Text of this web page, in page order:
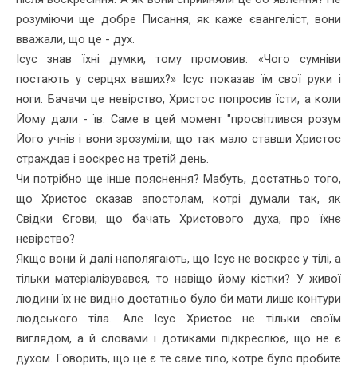
розуміючи ще добре Писання, як каже євангеліст, вони
вважали, що це - дух.
Ісус знав їхні думки, тому промовив: «Чого сумніви
постають у серцях ваших?» Ісус показав їм свої руки і
ноги. Бачачи це невірство, Христос попросив їсти, а коли
Йому дали - їв. Саме в цей момент "просвітлився розум
Його учнів і вони зрозуміли, що так мало ставши Христос
страждав і воскрес на третій день.
Чи потрібно ще інше пояснення? Мабуть, достатньо того,
що Христос сказав апостолам, котрі думали так, як
Свідки Єгови, що бачать Христового духа, про їхнє
невірство?
Якщо вони й далі наполягають, що Ісус не воскрес у тілі, а
тільки матеріалізувався, то навіщо йому кістки? У живої
людини їх не вид­но достатньо було би мати лише контури
людського тіла. Але Ісус Христос не тільки своїм
виглядом, а й словами і дотиками підкрес­лює, що не є
духом. Говорить, що це є те саме тіло, котре було про­бите